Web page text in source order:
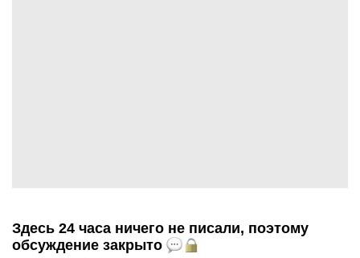
Здесь 24 часа ничего не писали, поэтому
обсуждение закрыто